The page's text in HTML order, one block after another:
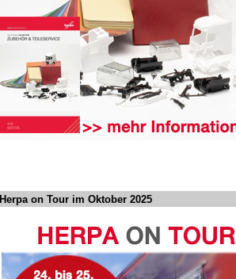
Herpa on Tour im Oktober 2025